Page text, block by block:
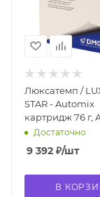
Люксатемп /
STAR - Automix
картридж 76 г,
арт.110906
Достаточно
9 392 ₽/шт
В